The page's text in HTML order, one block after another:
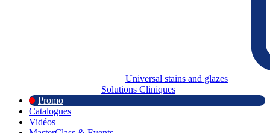
Universal stains and glazes
Solutions Cliniques
Promo
Catalogues
Vidéos